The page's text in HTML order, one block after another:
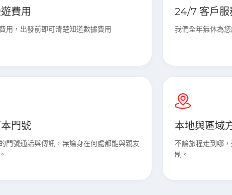
費用
用，出發前即可清楚知道數據費用
24/7 客戶服
我們全年無休為
門號
門號通話與傳訊，無論身在何處都能與親友
本地與區域
不論旅程走到哪
制。